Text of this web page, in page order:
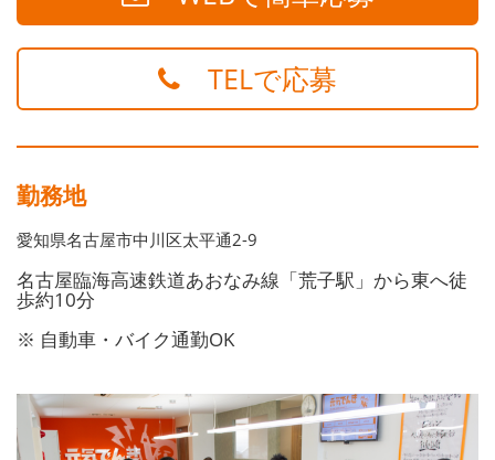
TELで応募
勤務地
愛知県名古屋市中川区太平通2-9
名古屋臨海高速鉄道あおなみ線「荒子駅」から東へ徒
歩約10分
※ 自動車・バイク通勤OK